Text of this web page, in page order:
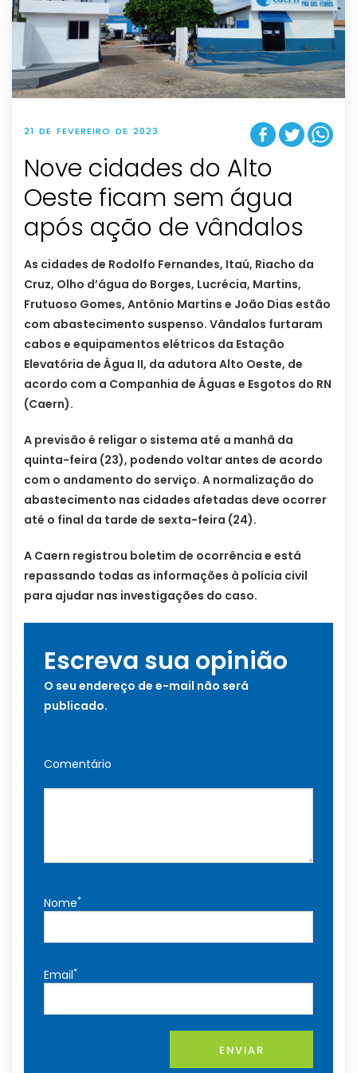
21 DE FEVEREIRO DE 2023
Nove cidades do Alto
Oeste ficam sem água
após ação de vândalos
As cidades de Rodolfo Fernandes, Itaú, Riacho da
Cruz, Olho d’água do Borges, Lucrécia, Martins,
Frutuoso Gomes, Antônio Martins e João Dias estão
com abastecimento suspenso. Vândalos furtaram
cabos e equipamentos elétricos da Estação
Elevatória de Água II, da adutora Alto Oeste, de
acordo com a Companhia de Águas e Esgotos do RN
(Caern).
A previsão é religar o sistema até a manhã da
quinta-feira (23), podendo voltar antes de acordo
com o andamento do serviço. A normalização do
abastecimento nas cidades afetadas deve ocorrer
até o final da tarde de sexta-feira (24).
A Caern registrou boletim de ocorrência e está
repassando todas as informações à polícia civil
para ajudar nas investigações do caso.
Escreva sua opinião
O seu endereço de e-mail não será
publicado.
Comentário
Nome*
Email*
ENVIAR